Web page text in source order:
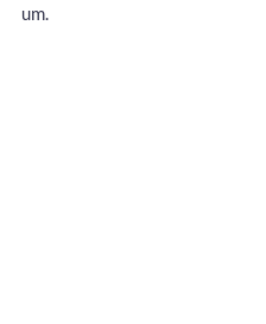
um.